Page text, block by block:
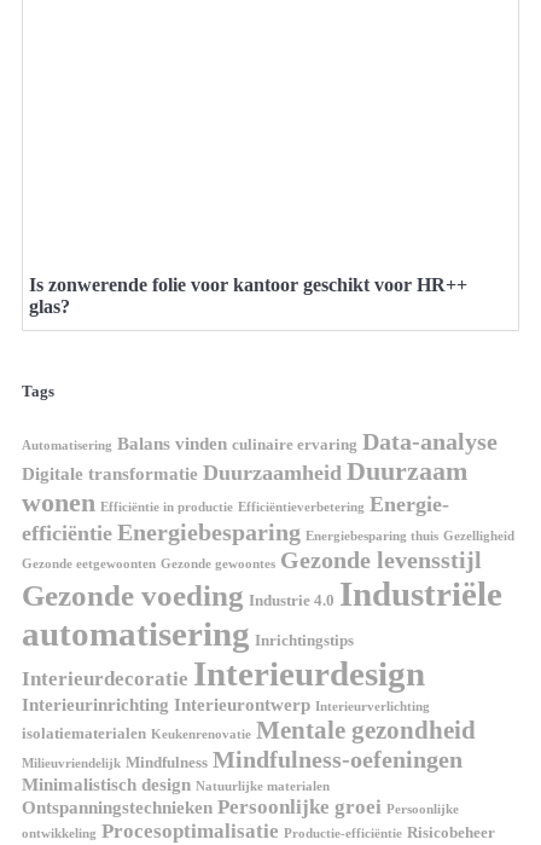
Is zonwerende folie voor kantoor geschikt voor HR++
glas?
Tags
Automatisering Balans vinden culinaire ervaring Data-analyse
Digitale transformatie Duurzaamheid Duurzaam
wonen Efficiëntie in productie Efficiëntieverbetering Energie-
efficiëntie Energiebesparing Energiebesparing thuis Gezelligheid
Gezonde eetgewoonten Gezonde gewoontes Gezonde levensstijl
Gezonde voeding Industrie 4.0 Industriële
automatisering Inrichtingstips
Interieurdecoratie Interieurdesign
Interieurinrichting Interieurontwerp Interieurverlichting
isolatiematerialen Keukenrenovatie Mentale gezondheid
Milieuvriendelijk Mindfulness Mindfulness-oefeningen
Minimalistisch design Natuurlijke materialen
Ontspanningstechnieken Persoonlijke groei Persoonlijke
ontwikkeling Procesoptimalisatie Productie-efficiëntie Risicobeheer